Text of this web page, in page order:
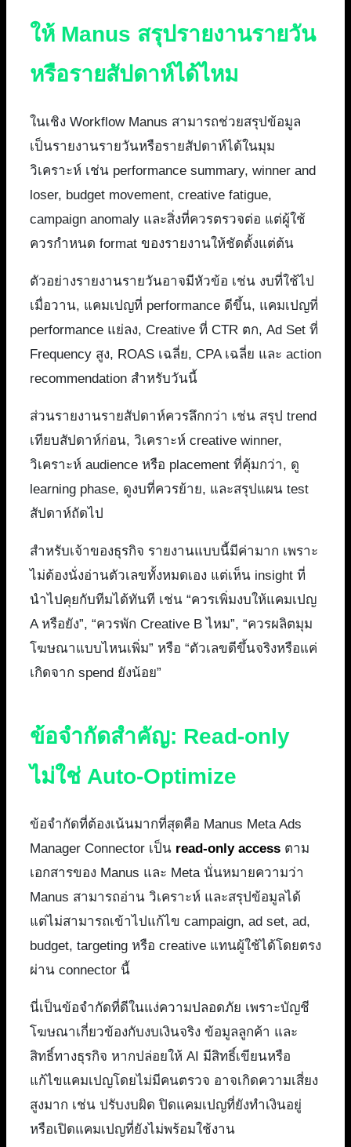
ให้ Manus สรุปรายงานรายวัน
หรือรายสัปดาห์ได้ไหม
ในเชิง Workflow Manus สามารถช่วยสรุปข้อมูล
เป็นรายงานรายวันหรือรายสัปดาห์ได้ในมุม
วิเคราะห์ เช่น performance summary, winner and
loser, budget movement, creative fatigue,
campaign anomaly และสิ่งที่ควรตรวจต่อ แต่ผู้ใช้
ควรกำหนด format ของรายงานให้ชัดตั้งแต่ต้น
ตัวอย่างรายงานรายวันอาจมีหัวข้อ เช่น งบที่ใช้ไป
เมื่อวาน, แคมเปญที่ performance ดีขึ้น, แคมเปญที่
performance แย่ลง, Creative ที่ CTR ตก, Ad Set ที่
Frequency สูง, ROAS เฉลี่ย, CPA เฉลี่ย และ action
recommendation สำหรับวันนี้
ส่วนรายงานรายสัปดาห์ควรลึกกว่า เช่น สรุป trend
เทียบสัปดาห์ก่อน, วิเคราะห์ creative winner,
วิเคราะห์ audience หรือ placement ที่คุ้มกว่า, ดู
learning phase, ดูงบที่ควรย้าย, และสรุปแผน test
สัปดาห์ถัดไป
สำหรับเจ้าของธุรกิจ รายงานแบบนี้มีค่ามาก เพราะ
ไม่ต้องนั่งอ่านตัวเลขทั้งหมดเอง แต่เห็น insight ที่
นำไปคุยกับทีมได้ทันที เช่น “ควรเพิ่มงบให้แคมเปญ
A หรือยัง”, “ควรพัก Creative B ไหม”, “ควรผลิตมุม
โฆษณาแบบไหนเพิ่ม” หรือ “ตัวเลขดีขึ้นจริงหรือแค่
เกิดจาก spend ยังน้อย”
ข้อจำกัดสำคัญ: Read-only
ไม่ใช่ Auto-Optimize
ข้อจำกัดที่ต้องเน้นมากที่สุดคือ Manus Meta Ads
Manager Connector เป็น read-only access ตาม
เอกสารของ Manus และ Meta นั่นหมายความว่า
Manus สามารถอ่าน วิเคราะห์ และสรุปข้อมูลได้
แต่ไม่สามารถเข้าไปแก้ไข campaign, ad set, ad,
budget, targeting หรือ creative แทนผู้ใช้ได้โดยตรง
ผ่าน connector นี้
นี่เป็นข้อจำกัดที่ดีในแง่ความปลอดภัย เพราะบัญชี
โฆษณาเกี่ยวข้องกับงบเงินจริง ข้อมูลลูกค้า และ
สิทธิ์ทางธุรกิจ หากปล่อยให้ AI มีสิทธิ์เขียนหรือ
แก้ไขแคมเปญโดยไม่มีคนตรวจ อาจเกิดความเสี่ยง
สูงมาก เช่น ปรับงบผิด ปิดแคมเปญที่ยังทำเงินอยู่
หรือเปิดแคมเปญที่ยังไม่พร้อมใช้งาน